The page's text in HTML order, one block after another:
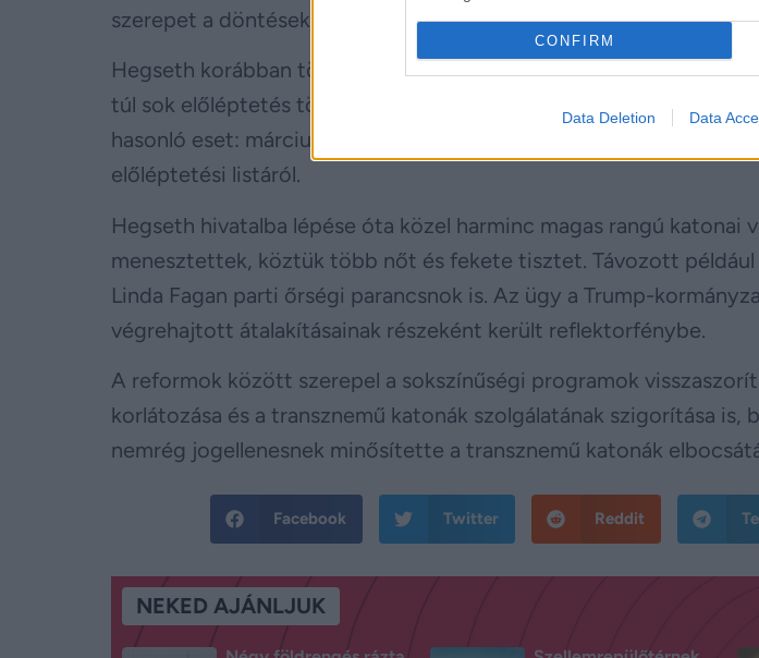
CONFIRM
Data Deletion Data
szerepet a döntésekben.
Hegseth korábban többször bírálta a hadsereg sokszínűségi
túl sok előléptetés történt nem szakmai szempontok alapján. A
hasonló eset: márciusban is felmerült, hogy női és fekete
előléptetési listáról.
Hegseth hivatalba lépése óta közel harminc magas rangú katonai
menesztettek, köztük több nőt és fekete tisztet. Távozott például
Linda Fagan parti őrségi parancsnok is. Az ügy a Trump-
végrehajtott átalakításainak részeként került reflektorfénybe.
A reformok között szerepel a sokszínűségi programok
korlátozása és a transznemű katonák szolgálatának szigorítása is,
nemrég jogellenesnek minősítette a transznemű katonák
Facebook Twitter Reddit
NEKED AJÁNLJUK